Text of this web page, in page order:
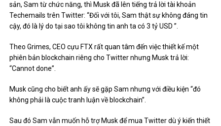
sản, Sam từ chức năng, thì Musk đã lên tiếng trả lời tài khoản
Techemails trên Twitter: “Đối với tôi, Sam thật sự không đáng tin
cậy, đó là lý do tại sao tôi không tin anh ta có 3 tỷ USD ”.
Theo Grimes, CEO cựu FTX rất quan tâm đến việc thiết kế một
phiên bản blockchain riêng cho Twitter nhưng Musk trả lời:
“Cannot done”.
Musk cũng cho biết anh ấy sẽ gặp Sam nhưng với điều kiện “đó
không phải là cuộc tranh luận về blockchain”.
Sau đó Sam vẫn muốn hỗ trợ Musk để mua Twitter dù ý kiến ​​thiết